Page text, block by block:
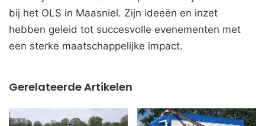
bij het OLS in Maasniel. Zijn ideeën en inzet
hebben geleid tot succesvolle evenementen met
een sterke maatschappelijke impact.
Gerelateerde Artikelen